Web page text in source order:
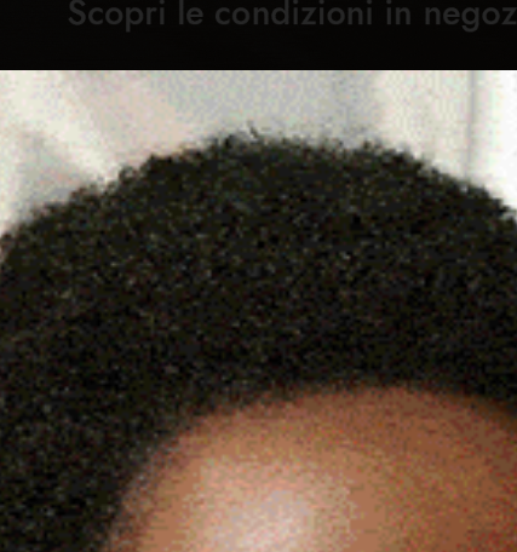
Cronaca Attualità Sport Cultura
DEL PARCO